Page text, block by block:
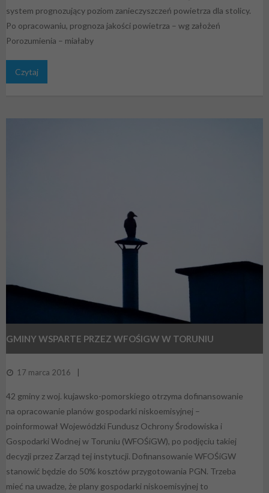
system prognozujący poziom zanieczyszczeń powietrza dla stolicy.
Po opracowaniu, prognoza jakości powietrza – wg założeń
Porozumienia – miałaby
Czytaj
GMINY WSPARTE PRZEZ WFOŚIGW W TORUNIU
17 marca 2016
42 gminy z woj. kujawsko-pomorskiego otrzyma dofinansowanie
na opracowanie planów gospodarki niskoemisyjnej –
poinformował Wojewódzki Fundusz Ochrony Środowiska i
Gospodarki Wodnej w Toruniu (WFOŚiGW), po podjęciu takiej
decyzji przez Zarząd tej instytucji. Dofinansowanie WFOŚiGW
stanowić będzie do 50% kosztów przygotowania PGN. Trzeba
mieć na uwadze, że plany gospodarki niskoemisyjnej to